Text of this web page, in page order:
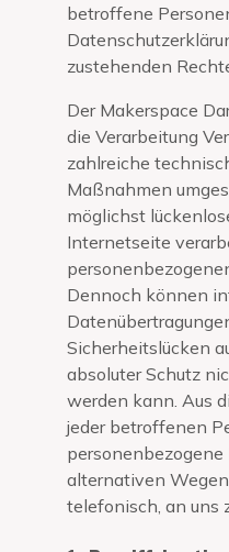
betroffene
zustehenden
Der Makerspace
die Verarbeitung
zahlreiche
Maßnahmen
möglichst
Internetseite
Dennoch können
Sicherheitslücken
absoluter Schutz
werden kann. Aus
jeder betroffenen
alternativen
telefonisch, an uns